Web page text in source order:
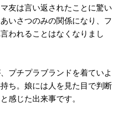
友は言い返されたことに驚い
いさつのみの関係になり、フ
われることはなくなりまし
プチプラブランドを着ていよ
ち。娘には人を見た目で判断
感じた出来事です。